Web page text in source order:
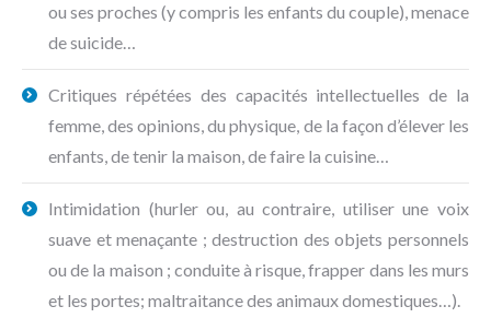
ou ses proches (y compris les enfants du couple), menace
de suicide…
Critiques répétées des capacités intellectuelles de la
femme, des opinions, du physique, de la façon d’élever les
enfants, de tenir la maison, de faire la cuisine…
Intimidation (hurler ou, au contraire, utiliser une voix
suave et menaçante ; destruction des objets personnels
ou de la maison ; conduite à risque, frapper dans les murs
et les portes; maltraitance des animaux domestiques…).